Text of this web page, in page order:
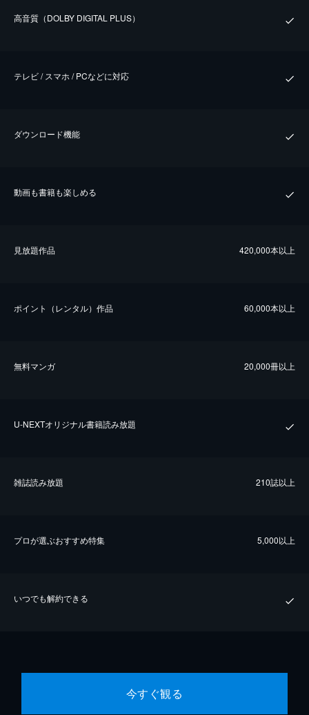
⾼⾳質（DOLBY DIGITAL PLUS）
テレビ / スマホ / PCなどに対応
ダウンロード機能
動画も書籍も楽しめる
⾒放題作品 420,000本以上
ポイント（レンタル）作品 60,000本以上
無料マンガ 20,000冊以上
U-NEXTオリジナル書籍読み放題
雑誌読み放題 210誌以上
プロが選ぶおすすめ特集 5,000以上
いつでも解約できる
今すぐ観る